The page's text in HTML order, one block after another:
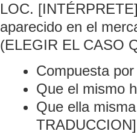
LOC.
aparecido en el
(ELEGIR EL CASO
Compuesta
Que el mismo
Que ella